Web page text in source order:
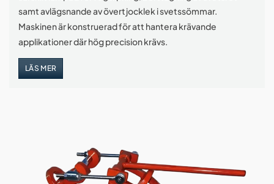
samt avlägsnande av övertjocklek i svetssömmar.
Maskinen är konstruerad för att hantera krävande
applikationer där hög precision krävs.
LÄS MER